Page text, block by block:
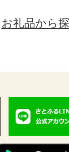
お礼品から